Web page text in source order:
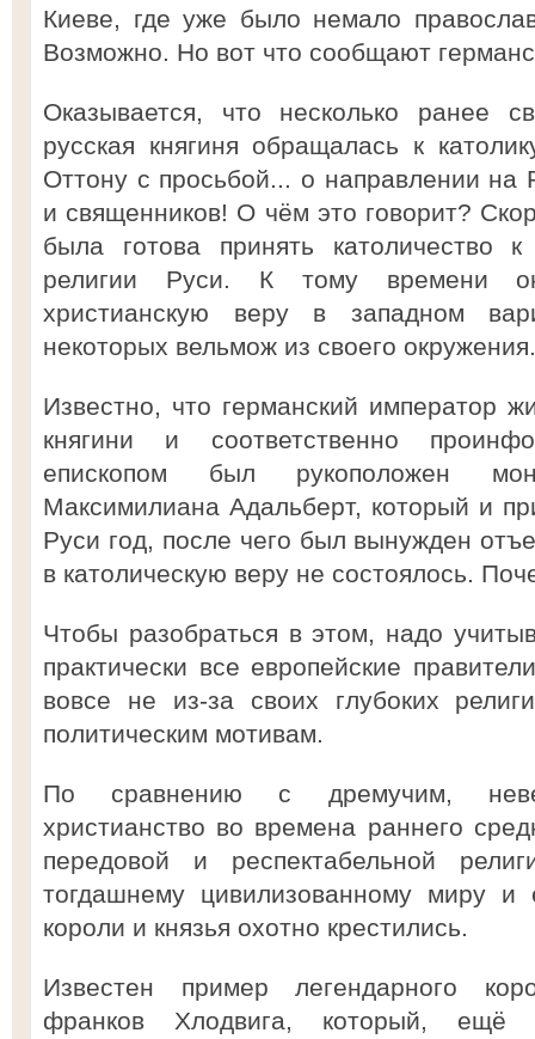
Киеве, где уже было немало
Возможно. Но вот что сообщают
Оказывается, что несколько ранее
русская княгиня обращалась к
Оттону с просьбой... о направлении на
и священников! О чём это говорит?
была готова принять католичество к
религии Руси. К тому времени
христианскую веру в западном
некоторых вельмож из своего окружения.
Известно, что германский император
княгини и соответственно
епископом был рукоположен
Максимилиана Адальберт, который и
Руси год, после чего был вынужден
в католическую веру не состоялось.
Чтобы разобраться в этом, надо
практически все европейские
вовсе не из-за своих глубоких
политическим мотивам.
По сравнению с дремучим,
христианство во времена раннего
передовой и респектабельной
тогдашнему цивилизованному миру и
короли и князья охотно крестились.
Известен пример легендарного
франков Хлодвига, который, ещё